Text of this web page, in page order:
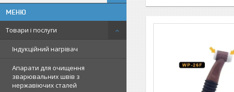
Товари і послуги
Індукційний нагрівач
Апарати для очищення
зварювальних швів з
нержавіючих сталей